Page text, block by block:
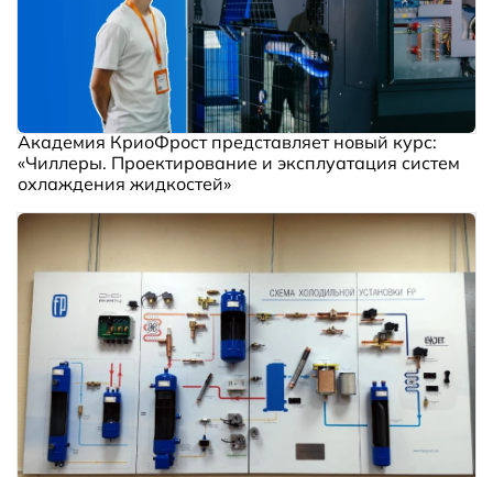
Академия КриоФрост представляет новый курс:
«Чиллеры. Проектирование и эксплуатация систем
охлаждения жидкостей»